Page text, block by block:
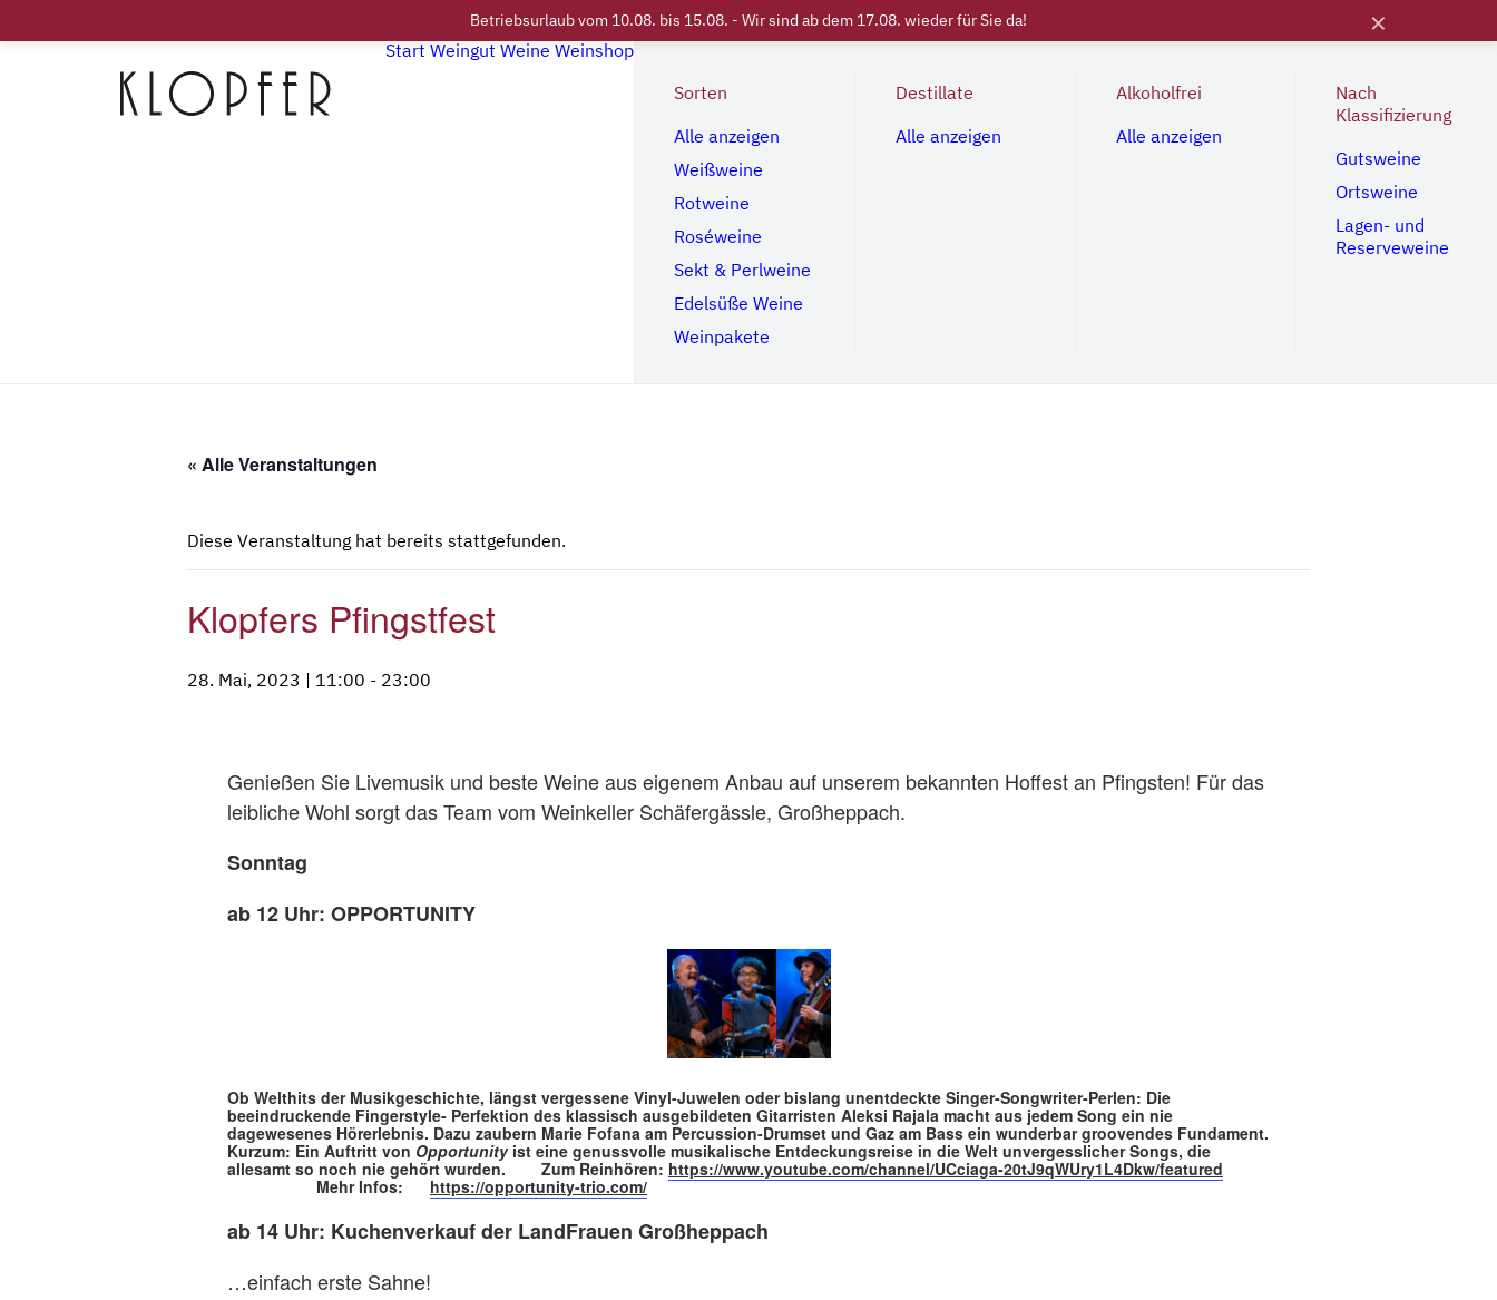
Betriebsurlaub vom 10.08. bis 15.08. - Wir sind ab dem 17.08. wieder für Sie da! ×
Start Weingut Weine Weinshop
Sorten
Alle anzeigen
Weißweine
Rotweine
Roséweine
Sekt & Perlweine
Edelsüße Weine
Weinpakete
Destillate
Alle anzeigen
Alkoholfrei
Alle anzeigen
Nach
Klassifizierung
Gutsweine
Ortsweine
Lagen- und
Reserveweine
« Alle Veranstaltungen
Diese Veranstaltung hat bereits stattgefunden.
Klopfers Pfingstfest
28. Mai, 2023 | 11:00 - 23:00
Genießen Sie Livemusik und beste Weine aus eigenem Anbau auf unserem bekannten Hoffest an Pfingsten! Für das
leibliche Wohl sorgt das Team vom Weinkeller Schäfergässle, Großheppach.
Sonntag
ab 12 Uhr: OPPORTUNITY
Ob Welthits der Musikgeschichte, längst vergessene Vinyl-Juwelen oder bislang unentdeckte Singer-Songwriter-Perlen: Die
beeindruckende Fingerstyle- Perfektion des klassisch ausgebildeten Gitarristen Aleksi Rajala macht aus jedem Song ein nie
dagewesenes Hörerlebnis. Dazu zaubern Marie Fofana am Percussion-Drumset und Gaz am Bass ein wunderbar groovendes Fundament.
Kurzum: Ein Auftritt von Opportunityist eine genussvolle musikalische Entdeckungsreise in die Welt unvergesslicher Songs, die
allesamt so noch nie gehört wurden. Zum Reinhören: https://www.youtube.com/channel/UCciaga-20tJ9qWUry1L4Dkw/featured
Mehr Infos: https://opportunity-trio.com/
ab 14 Uhr: Kuchenverkauf der LandFrauen Großheppach
…einfach erste Sahne!